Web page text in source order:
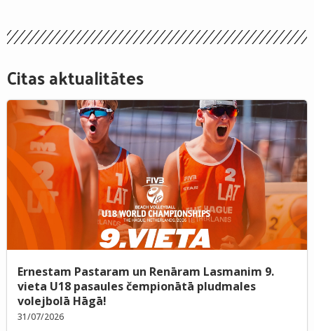
Citas aktualitātes
Ernestam Pastaram un Renāram Lasmanim 9.
vieta U18 pasaules čempionātā pludmales
volejbolā Hāgā!
31/07/2026